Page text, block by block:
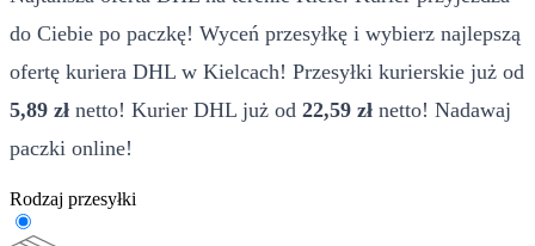
do Ciebie po paczkę! Wyceń przesyłkę i wybierz najlepszą
ofertę kuriera DHL w Kielcach! Przesyłki kurierskie już od
5,89 zł netto! Kurier DHL już od 22,59 zł netto! Nadawaj
paczki online!
Rodzaj przesyłki